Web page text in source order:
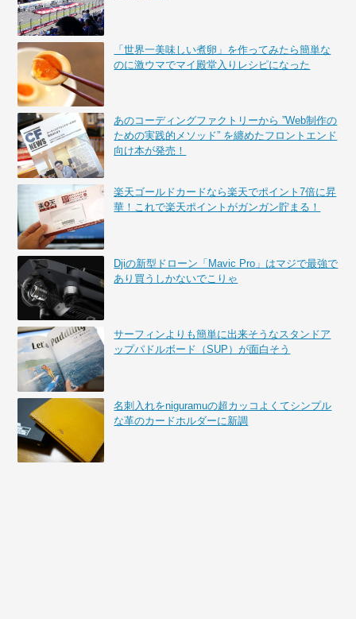
「世界一美味しい煮卵」を作ってみたら簡単な
のに激ウマでマイ殿堂入りレシピになった
あのコーディングファクトリーから ”Web制作の
ための実践的メソッド” を纏めたフロントエンド
向け本が発売！
楽天ゴールドカードなら楽天でポイント7倍に昇
華！これで楽天ポイントがガンガン貯まる！
Djiの新型ドローン「Mavic Pro」はマジで最強で
あり買うしかないでこりゃ
サーフィンよりも簡単に出来そうなスタンドア
ップパドルボード（SUP）が面白そう
名刺入れをniguramuの超カッコよくてシンプル
な革のカードホルダーに新調